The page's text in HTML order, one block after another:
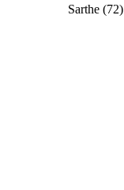
Sarthe (72)